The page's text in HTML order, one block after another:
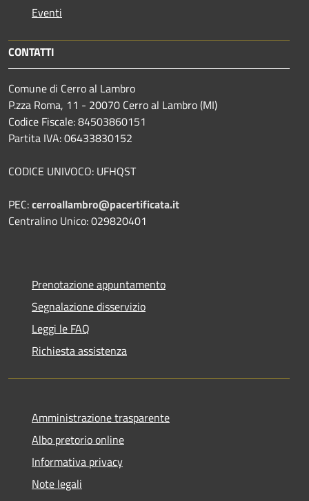
Eventi
CONTATTI
Comune di Cerro al Lambro
P.zza Roma, 11 - 20070 Cerro al Lambro (MI)
Codice Fiscale: 84503860151
Partita IVA: 06433830152
CODICE UNIVOCO: UFHQST
PEC:cerroallambro@pacertificata.it
Centralino Unico: 029820401
Prenotazione appuntamento
Segnalazione disservizio
Leggi le FAQ
Richiesta assistenza
Amministrazione trasparente
Albo pretorio online
Informativa privacy
Note legali